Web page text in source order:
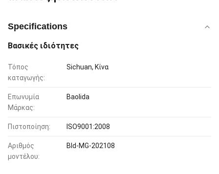
Specifications
Βασικές ιδιότητες
Τόπος
καταγωγής:
Sichuan, Κίνα
Επωνυμία
Μάρκας:
Baolida
Πιστοποίηση: ISO9001:2008
Αριθμός
μοντέλου:
Bld-MG-202108